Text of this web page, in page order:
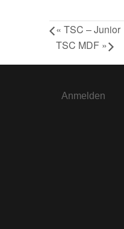
« TSC – Junior
TSC MDF »
Anmelden